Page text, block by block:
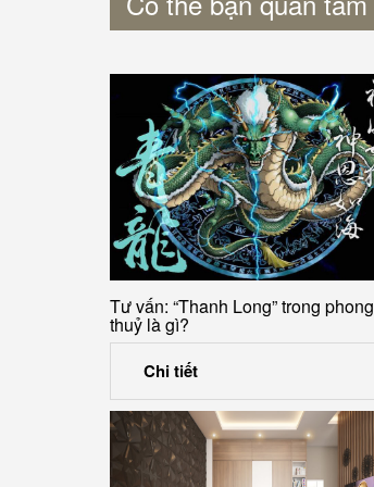
Tư vấn: “Thanh Long” trong phong
thuỷ là gì?
Chi tiết